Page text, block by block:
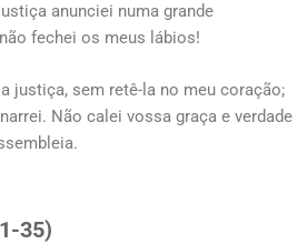
anunciei numa grande
fechei os meus lábios!
justiça, sem retê-la no meu coração;
Não calei vossa graça e verdade
35)